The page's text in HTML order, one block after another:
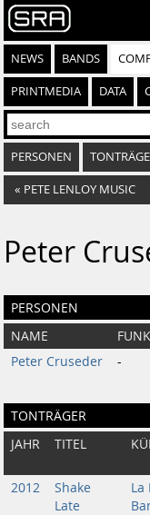
NEWS BANDS
PRINTMEDIA DATA
PERSONEN
« PETE LENLOY MUSIC
Peter
PERSONEN
NAME
Peter Cruseder
-
TONTRÄGER
JAHR TITEL
2012
Shake
Late
La